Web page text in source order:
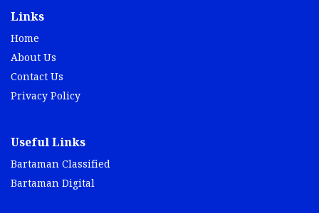
Links
Home
About Us
Contact Us
Privacy Policy
Useful Links
Bartaman Classified
Bartaman Digital